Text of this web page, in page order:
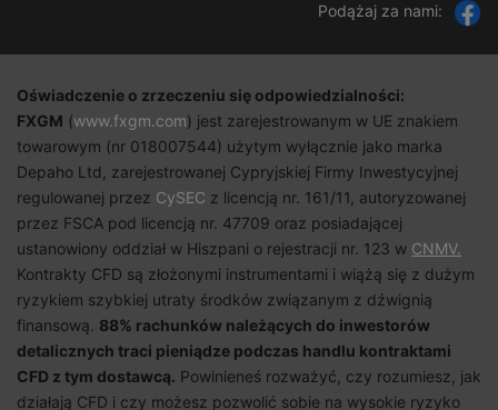
Podążaj za nami:
Oświadczenie o zrzeczeniu się odpowiedzialności:
FXGM (www.fxgm.com) jest zarejestrowanym w UE znakiem
towarowym (nr 018007544) użytym wyłącznie jako marka
Depaho Ltd, zarejestrowanej Cypryjskiej Firmy Inwestycyjnej
regulowanej przez CySEC z licencją nr. 161/11, autoryzowanej
przez FSCA pod licencją nr. 47709 oraz posiadającej
ustanowiony oddział w Hiszpani o rejestracji nr. 123 w CNMV.
Kontrakty CFD są złożonymi instrumentami i wiążą się z dużym
ryzykiem szybkiej utraty środków związanym z dźwignią
finansową. 88% rachunków należących do inwestorów
detalicznych traci pieniądze podczas handlu kontraktami
CFD z tym dostawcą. Powinieneś rozważyć, czy rozumiesz, jak
działają CFD i czy możesz pozwolić sobie na wysokie ryzyko